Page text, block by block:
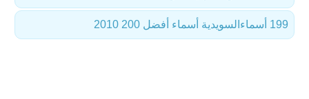
السويدية أسماء أفضل 200 2010 199 أسماء